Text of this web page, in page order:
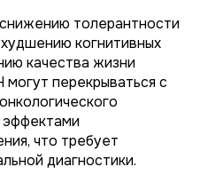
толерантности
когнитивных
качества жизни
перекрываться с
эффектами
что требует
диагностики.